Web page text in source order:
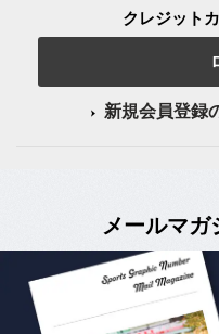
クレジット
新規会員登録
メールマガ